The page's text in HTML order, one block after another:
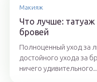
Макияж
Что лучше:
бровей
Полноценный уход за
достойного ухода за
ничего